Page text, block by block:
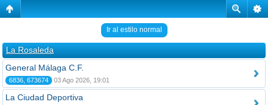
Ir al estilo normal
La Rosaleda
General Málaga C.F.
6836, 673674 03 Ago 2026, 19:01
La Ciudad Deportiva